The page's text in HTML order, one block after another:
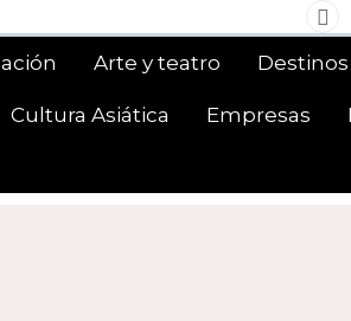
Arte y teatro Destinos
Cultura Asiática Empresas